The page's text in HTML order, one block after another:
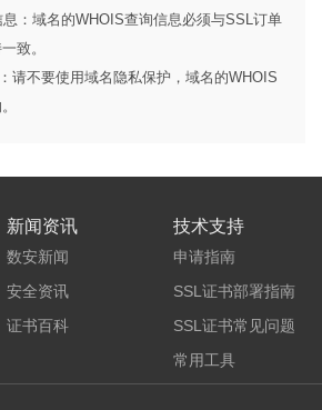
：域名的WHOIS查询信息必须与SSL订单
致。
请不要使用域名隐私保护，域名的WHOIS
新闻资讯
数安新闻
安全资讯
证书百科
技术支持
申请指南
SSL证书部署指南
SSL证书常见问题
常用工具